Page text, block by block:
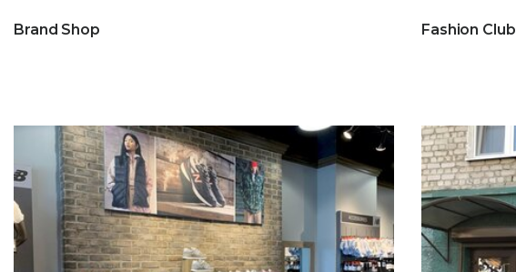
Brand Shop Fashion Club